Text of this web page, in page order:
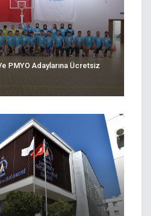
PMYO Adaylarına Ücretsiz